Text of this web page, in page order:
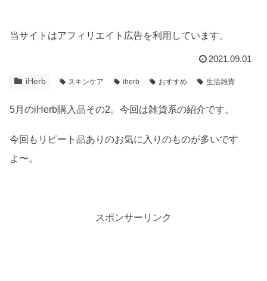
当サイトはアフィリエイト広告を利用しています。
2021.09.01
iHerb スキンケア iherb おすすめ 生活雑貨
5月のiHerb購入品その2。今回は雑貨系の紹介です。
今回もリピート品ありのお気に入りのものが多いです
よ〜。
スポンサーリンク